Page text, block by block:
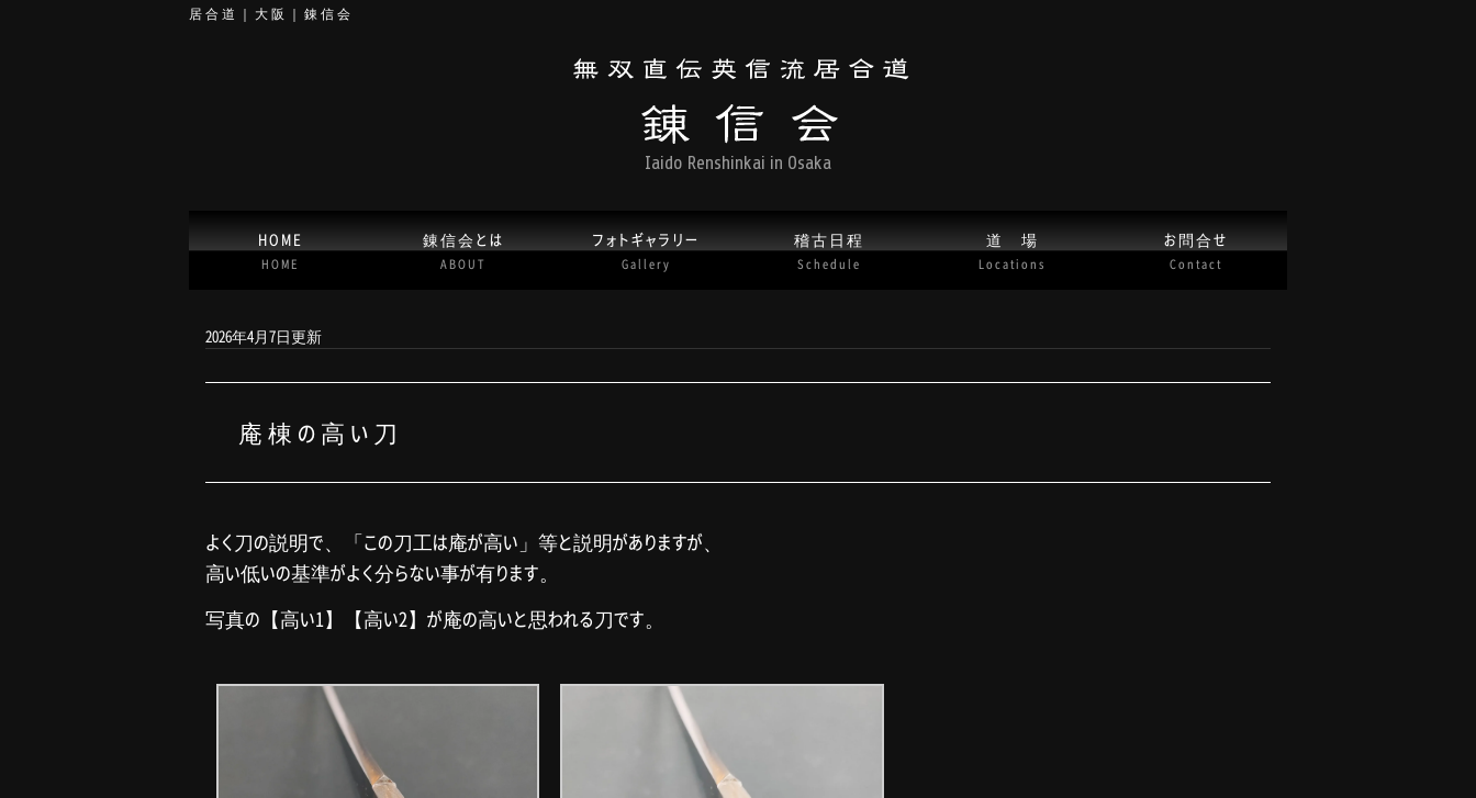
居合道｜大阪｜錬信会
Iaido Renshinkai in Osaka
HOME
HOME
錬信会とは
ABOUT
フォトギャラリー
Gallery
稽古日程
Schedule
道 場
Locations
お問合せ
Contact
2026年4月7日更新
庵棟の高い刀
よく刀の説明で、「この刀工は庵が高い」等と説明がありますが、
高い低いの基準がよく分らない事が有ります。
写真の【高い1】【高い2】が庵の高いと思われる刀です。